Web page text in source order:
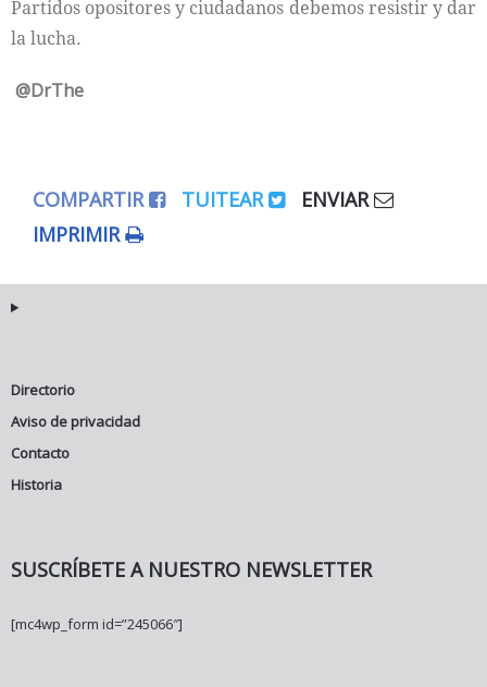
Partidos opositores y ciudadanos debemos resistir y dar
la lucha.
@DrThe
COMPARTIR TUITEAR
ENVIAR
IMPRIMIR
Directorio
Aviso de privacidad
Contacto
Historia
SUSCRÍBETE A NUESTRO NEWSLETTER
[mc4wp_form id=”245066″]